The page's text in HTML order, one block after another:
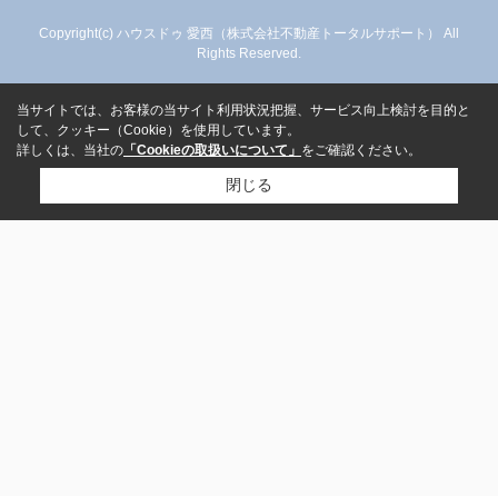
Copyright(c) ハウスドゥ 愛西（株式会社不動産トータルサポート） All
Rights Reserved.
当サイトでは、お客様の当サイト利用状況把握、サービス向上検討を目的と
して、クッキー（Cookie）を使用しています。
詳しくは、当社の 「Cookieの取扱いについて」 をご確認ください。
閉じる